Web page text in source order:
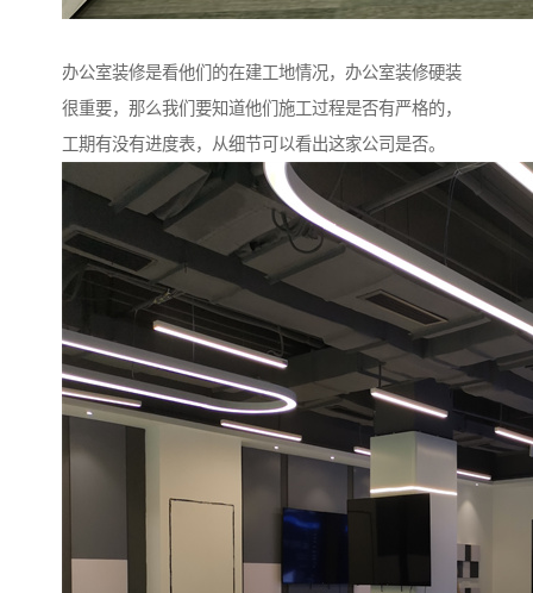
办公室装修是看他们的在建工地情况，办公室装修硬装
很重要，那么我们要知道他们施工过程是否有严格的，
工期有没有进度表，从细节可以看出这家公司是否。